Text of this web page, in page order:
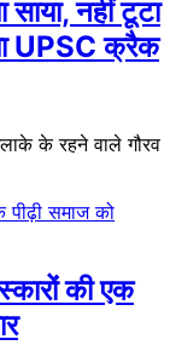
नहीं टूटा
UPSC क्रैक
के रहने वाले गौरव
की एक